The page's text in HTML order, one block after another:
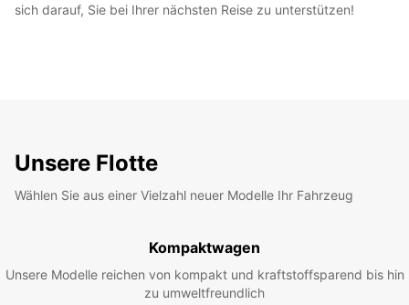
sich darauf, Sie bei Ihrer nächsten Reise zu unterstützen!
Unsere Flotte
Wählen Sie aus einer Vielzahl neuer Modelle Ihr Fahrzeug
Kompaktwagen
Unsere Modelle reichen von kompakt und kraftstoffsparend bis hin
zu umweltfreundlich